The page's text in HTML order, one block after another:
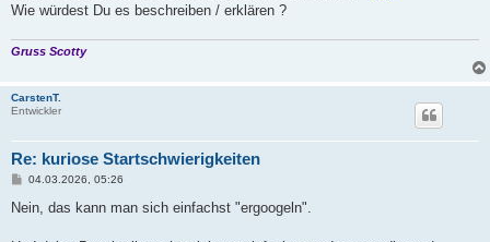
Wie würdest Du es beschreiben / erklären ?
Gruss Scotty
CarstenT.
Entwickler
Re: kuriose Startschwierigkeiten
B
i
04.03.2026, 05:26
Nein, das kann man sich einfachst "ergoogeln".